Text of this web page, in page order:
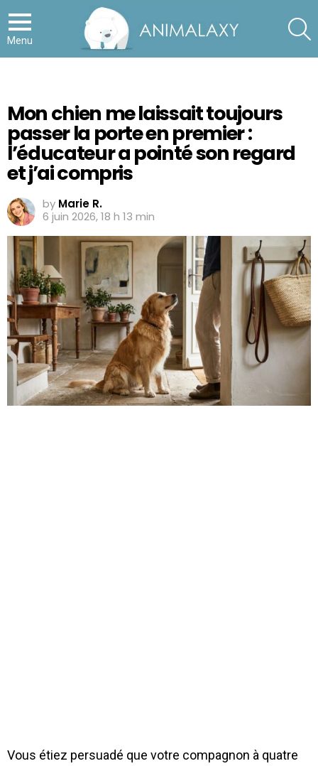
Menu
Mon chien me laissait toujours
passer la porte en premier :
l’éducateur a pointé son regard
et j’ai compris
by Marie R.
6 juin 2026, 18 h 13 min
Vous étiez persuadé que votre compagnon à quatre